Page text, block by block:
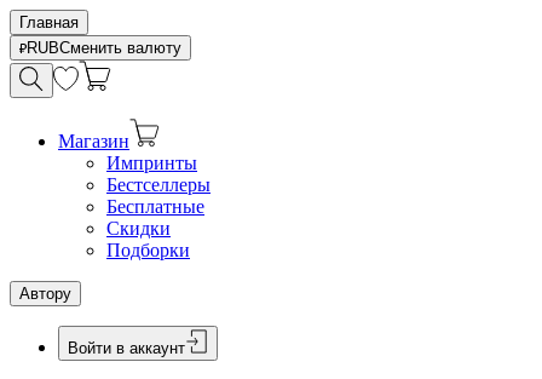
Главная
RUBСменить валюту
Магазин
Импринты
Бестселлеры
Бесплатные
Скидки
Подборки
Автору
Войти в аккаунт